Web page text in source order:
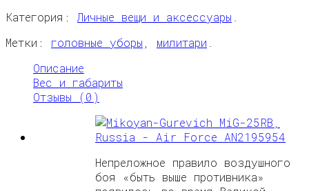
Категория: Личные вещи и аксессуары .
Метки: головные уборы , милитари .
Описание
Вес и габариты
Отзывы (0)
Непреложное правило воздушного
боя «быть выше противника»